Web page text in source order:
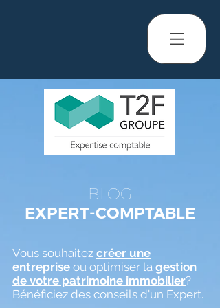
BLOG
EXPERT-COMPTABLE
Vous souhaitez créer une
entreprise ou optimiser la gestion
de votre patrimoine immobilier?
Bénéficiez des conseils d'un Expert.